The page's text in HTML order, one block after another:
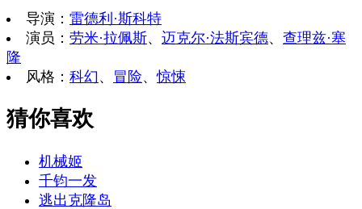
导演 ： 雷德利·斯科特
演员 ： 劳米·拉佩斯、 迈克尔·法斯宾德、 查理兹·塞
隆
风格 ： 科幻 、 冒险、惊悚
猜你喜欢
机械姬
千钧一发
逃出克隆岛